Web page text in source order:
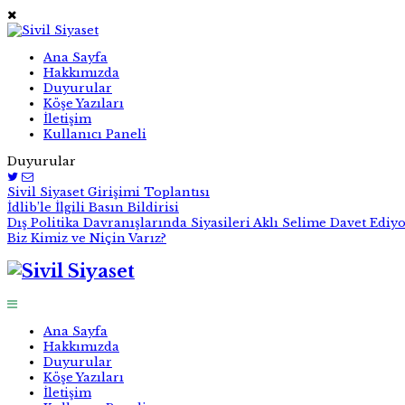
Ana Sayfa
Hakkımızda
Duyurular
Köşe Yazıları
İletişim
Kullanıcı Paneli
Duyurular
Sivil Siyaset Girişimi Toplantısı
İdlib’le İlgili Basın Bildirisi
Dış Politika Davranışlarında Siyasileri Aklı Selime Davet
Biz Kimiz ve Niçin Varız?
Ana Sayfa
Hakkımızda
Duyurular
Köşe Yazıları
İletişim